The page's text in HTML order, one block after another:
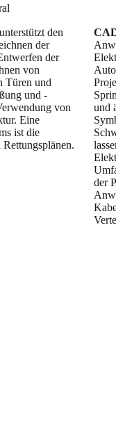
unterstützt den
der
der
von
Türen und
und -
von
Eine
ist die
und
der